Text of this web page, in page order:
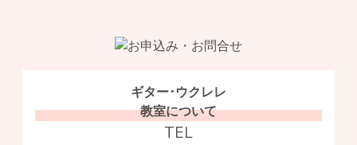
ギター･ウクレレ
教室について
TEL